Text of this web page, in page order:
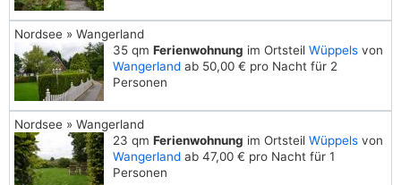
Nordsee » Wangerland
35 qm Ferienwohnung im Ortsteil Wüppels von
Wangerland ab 50,00 € pro Nacht für 2
Personen
Nordsee » Wangerland
23 qm Ferienwohnung im Ortsteil Wüppels von
Wangerland ab 47,00 € pro Nacht für 1
Personen